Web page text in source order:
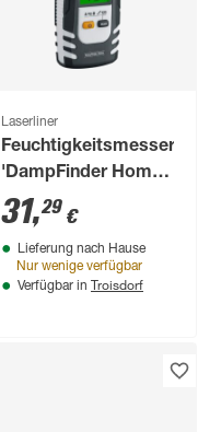
Laserliner
Feuchtigkeitsmesser
'DampFinder Home'
für Holz
31,29 €
Lieferung nach Hause
Nur wenige verfügbar
Verfügbar in Troisdorf